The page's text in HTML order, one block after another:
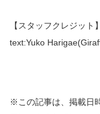
【スタッフクレジット】
text:Yuko
※この記事は、掲載日